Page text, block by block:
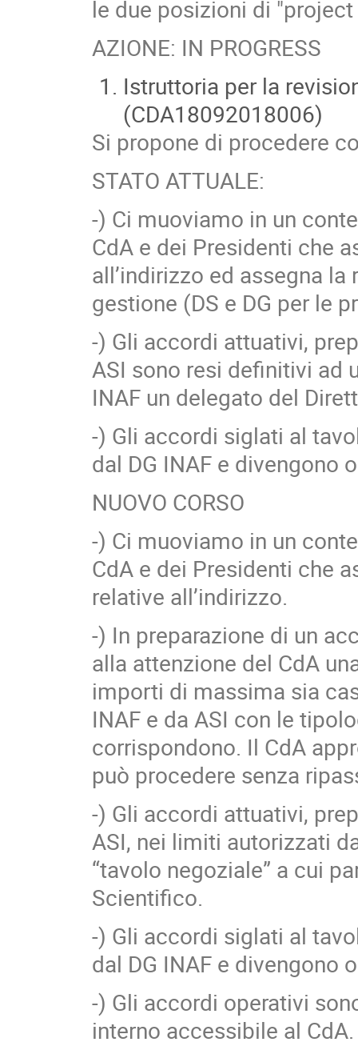
le due posizioni di
AZIONE: IN PROGRESS
Istruttoria per la
(CDA18092018006)
Si propone di procedere
STATO ATTUALE:
-) Ci muoviamo in un
CdA e dei Presidenti che
all’indirizzo ed assegna
gestione (DS e DG per le
-) Gli accordi attuativi,
ASI sono resi definitivi ad
INAF un delegato del
-) Gli accordi siglati al
dal DG INAF e divengono
NUOVO CORSO
-) Ci muoviamo in un
CdA e dei Presidenti che
relative all’indirizzo.
-) In preparazione di un
alla attenzione del CdA
importi di massima sia
INAF e da ASI con le
corrispondono. Il CdA
può procedere senza
-) Gli accordi attuativi,
ASI, nei limiti autorizzati
“tavolo negoziale” a cui
Scientifico.
-) Gli accordi siglati al
dal DG INAF e divengono
-) Gli accordi operativi
interno accessibile al CdA.